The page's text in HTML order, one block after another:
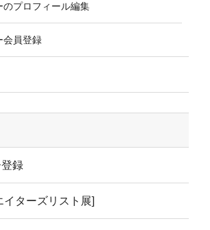
のプロフィール編集
会員登録
録
イターズリスト展]